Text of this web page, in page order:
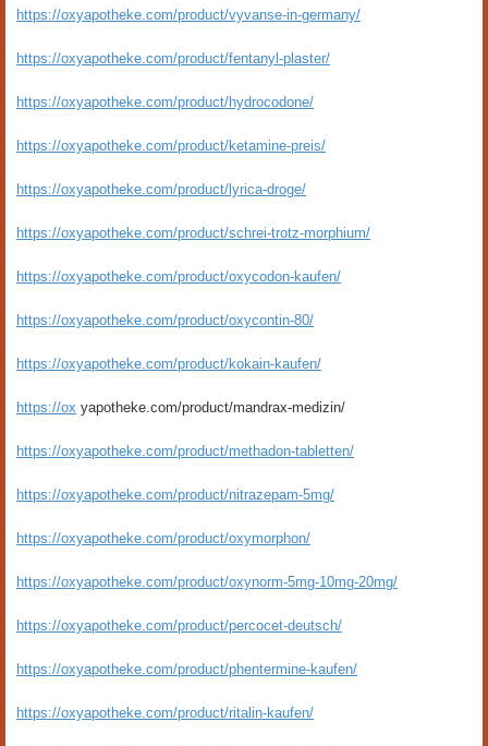
https://oxyapotheke.com/product/vyvanse-in-germany/
https://oxyapotheke.com/product/fentanyl-plaster/
https://oxyapotheke.com/product/hydrocodone/
https://oxyapotheke.com/product/ketamine-preis/
https://oxyapotheke.com/product/lyrica-droge/
https://oxyapotheke.com/product/schrei-trotz-morphium/
https://oxyapotheke.com/product/oxycodon-kaufen/
https://oxyapotheke.com/product/oxycontin-80/
https://oxyapotheke.com/product/kokain-kaufen/
https://ox yapotheke.com/product/mandrax-medizin/
https://oxyapotheke.com/product/methadon-tabletten/
https://oxyapotheke.com/product/nitrazepam-5mg/
https://oxyapotheke.com/product/oxymorphon/
https://oxyapotheke.com/product/oxynorm-5mg-10mg-20mg/
https://oxyapotheke.com/product/percocet-deutsch/
https://oxyapotheke.com/product/phentermine-kaufen/
https://oxyapotheke.com/product/ritalin-kaufen/